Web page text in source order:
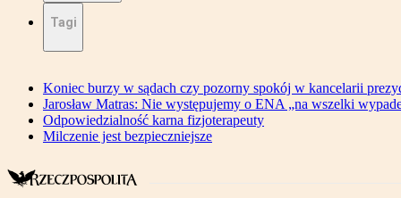
Tagi
Koniec burzy w sądach czy pozorny spokój w kancelarii
Jarosław Matras: Nie występujemy o ENA „na wszelki
Odpowiedzialność karna fizjoterapeuty
Milczenie jest bezpieczniejsze